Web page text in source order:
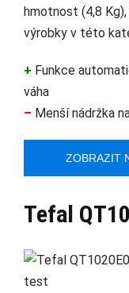
hmotnost (4,8
výrobky v této
+ Funkce
váha
– Menší nádržka
ZOBRAZIT
Tefal